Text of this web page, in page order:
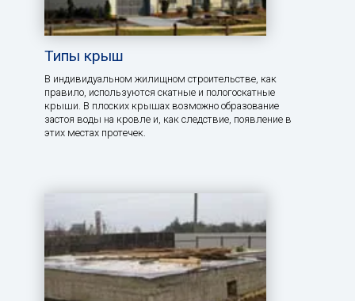
Типы крыш
В индивидуальном жилищном строительстве, как
правило, используются скатные и пологоскатные
крыши. В плоских крышах возможно образование
застоя воды на кровле и, как следствие, появление в
этих местах протечек.